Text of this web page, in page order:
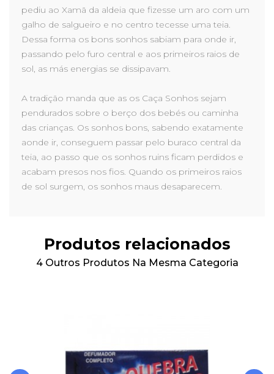
pediu ao Xamã da aldeia que fizesse um aro com um
galho de salgueiro e no centro tecesse uma teia.
Dessa forma os bons sonhos sabiam para onde ir,
passando pelo furo central e aos primeiros raios de
sol, as más energias se dissipavam.
A tradição manda que as os Caça Sonhos sejam
pendurados sobre o berço dos bebés ou caminha
das crianças. Os sonhos bons, sabendo exatamente
aonde ir, conseguem passar pelo buraco central da
teia, ao passo que os sonhos ruins ficam perdidos e
acabam presos nos fios. Quando os primeiros raios
de sol surgem, os sonhos maus desaparecem.
Produtos relacionados
4 Outros Produtos Na Mesma Categoria